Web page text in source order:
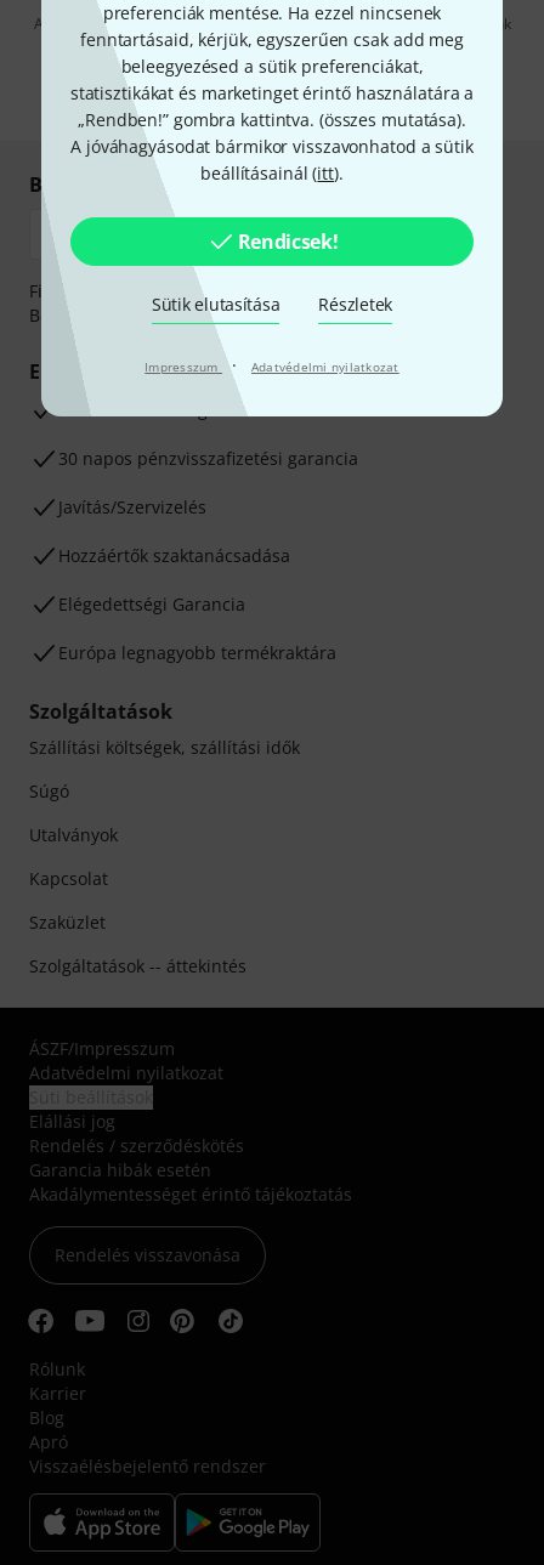
preferenciák mentése. Ha ezzel nincsenek
fenntartásaid, kérjük, egyszerűen csak add meg
beleegyezésed a sütik preferenciákat,
statisztikákat és marketinget érintő használatára a
„Rendben!” gombra kattintva. (összes mutatása).
A jóváhagyásodat bármikor visszavonhatod a sütik
beállításainál (itt).
Rendicsek!
Sütik elutasítása Részletek
Impresszum · Adatvédelmi nyilatkozat
A "Bejelentkezés" gombra kattintva elfogadja, hogy e-mailben küldjünk
önnek hirdetéseket. Bármikor leiratkozhat erről. A hírlevélről további
információkat azdata protection guideline-ben talál.
* Kitöltés kötelező
Biztonságos vásárlás és fizetés
Fizessen biztonságosan, titkosítással: Banki átutalás vagy
Betéti- vagy hitelkártya segítségével
Előnyök
3 éves Thomann-garancia
30 napos pénzvisszafizetési garancia
Javítás/Szervizelés
Hozzáértők szaktanácsadása
Elégedettségi Garancia
Európa legnagyobb termékraktára
Szolgáltatások
Szállítási költségek, szállítási idők
Súgó
Utalványok
Kapcsolat
Szaküzlet
Szolgáltatások -- áttekintés
ÁSZF/Impresszum
Adatvédelmi nyilatkozat
Elállási jog
Rendelés / szerződéskötés
Garancia hibák esetén
Akadálymentességet érintő tájékoztatás
Rendelés visszavonása
Rólunk
Karrier
Blog
Apró
Visszaélésbejelentő rendszer